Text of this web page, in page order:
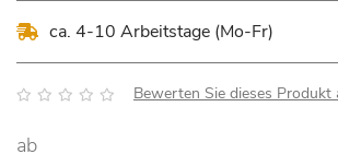
ca. 4-10 Arbeitstage (Mo-Fr)
Bewertung: Bewerten Sie dieses Produkt
ab